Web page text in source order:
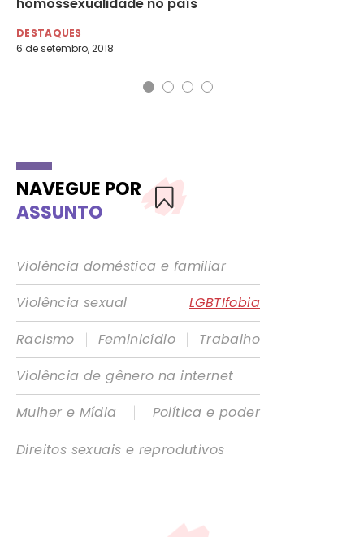
homossexualidade no país
DESTAQUES
6 de setembro, 2018
NAVEGUE POR
ASSUNTO
Violência doméstica e familiar
Violência sexual
|
LGBTIfobia
Racismo
| Feminicídio |
Trabalho
Violência de gênero na internet
Mulher e Mídia
|
Política e poder
Direitos sexuais e reprodutivos